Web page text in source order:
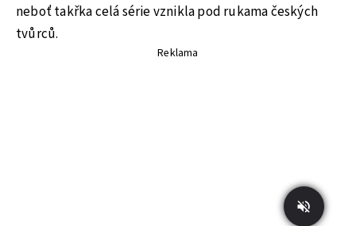
neboť takřka celá série vznikla pod rukama českých
tvůrců.
Reklama